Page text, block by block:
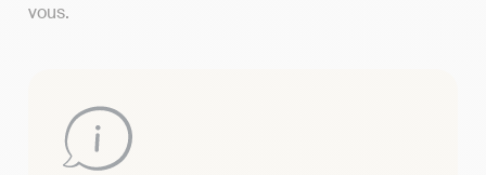
vous.